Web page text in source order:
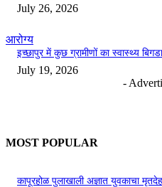
July 26, 2026
आरोग्य
इच्छापुर में कुछ ग्रामीणों का स्वास्थ्य बिगडा
July 19, 2026
-
MOST POPULAR
कापूरहोळ पुलाखाली अज्ञात युवकाचा